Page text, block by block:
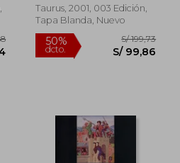
Taurus, 2001, 003 Edición,
Tapa Blanda, Nuevo